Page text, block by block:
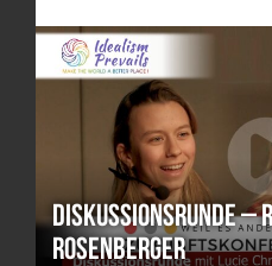
Diskussionsrunde –
Rosenberger